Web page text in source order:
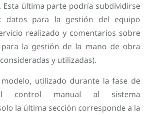
Esta última parte podría subdividirse
datos para la gestión del equipo
realizado y comentarios sobre
la gestión de la mano de obra
y utilizadas).
utilizado durante la fase de
control manual al sistema
la última sección corresponde a la